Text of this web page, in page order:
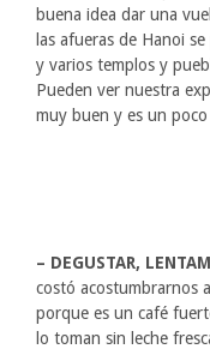
buena idea dar una
las afueras de Hanoi
y varios templos y
Pueden ver nuestra
muy buen y es un
– DEGUSTAR,
costó acostumbrarnos
porque es un café
lo toman sin leche